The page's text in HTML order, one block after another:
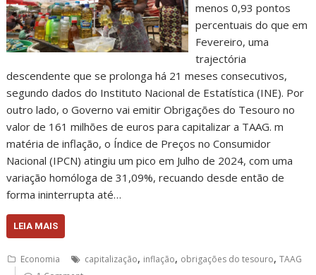
menos 0,93 pontos
percentuais do que em
Fevereiro, uma
trajectória
descendente que se prolonga há 21 meses consecutivos,
segundo dados do Instituto Nacional de Estatística (INE). Por
outro lado, o Governo vai emitir Obrigações do Tesouro no
valor de 161 milhões de euros para capitalizar a TAAG. m
matéria de inflação, o Índice de Preços no Consumidor
Nacional (IPCN) atingiu um pico em Julho de 2024, com uma
variação homóloga de 31,09%, recuando desde então de
forma ininterrupta até…
LEIA MAIS
Economia capitalização, inflação, obrigações do tesouro,TAAG